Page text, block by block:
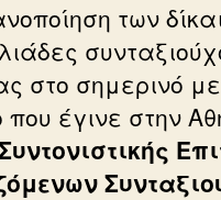
των
στο σημερινό
που έγινε στην